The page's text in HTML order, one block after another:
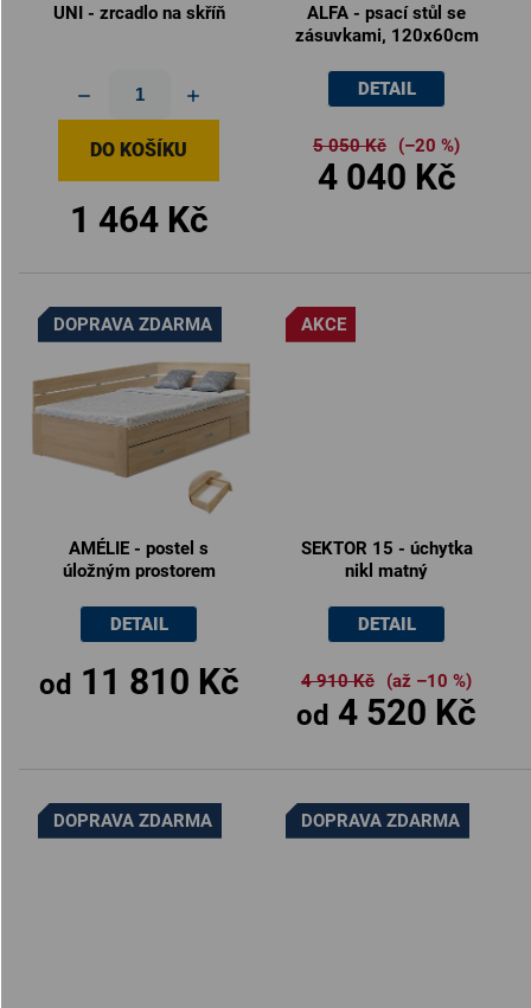
UNI - zrcadlo na skříň
1 464 Kč
DO KOŠÍKU
ALFA - psací stůl se
zásuvkami, 120x60cm
4 040 Kč
5 050 Kč (–20 %)
DETAIL
DOPRAVA ZDARMA
AMÉLIE - postel s
úložným prostorem
120x200cm
od 11 810 Kč
DETAIL
AKCE
SEKTOR 15 - úchytka
nikl matný
od 4 520 Kč
4 910 Kč (až –10 %)
DETAIL
DOPRAVA ZDARMA DOPRAVA ZDARMA